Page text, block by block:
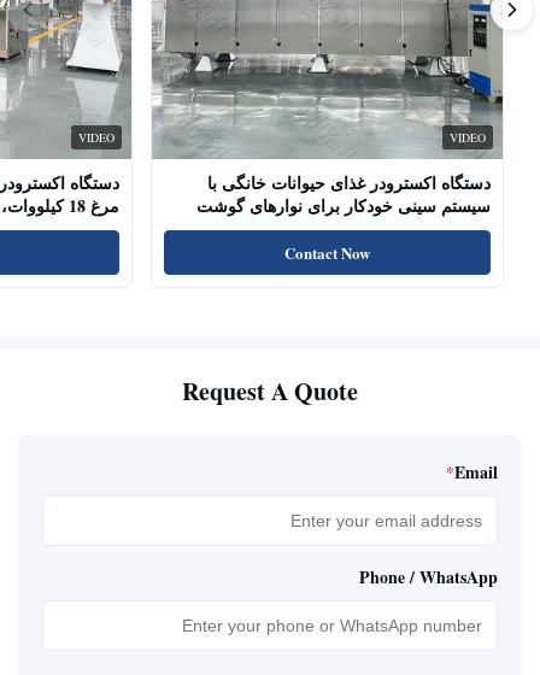
VIDEO
دستگاه اکسترودر غذای حیوانات خانگی با
سیستم سینی خودکار برای نوارهای گوشت
سگ، چوب‌های خشک شده
Contact Now
VIDEO
دستگاه
مرغ 18
پروتئین بالا،
Request A Quote
Email
*
Phone / WhatsApp